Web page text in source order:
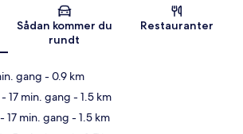
Sådan kommer du
rundt
Restauranter
gang - 0.9 km
- 17 min. gang - 1.5 km
- 17 min. gang - 1.5 km